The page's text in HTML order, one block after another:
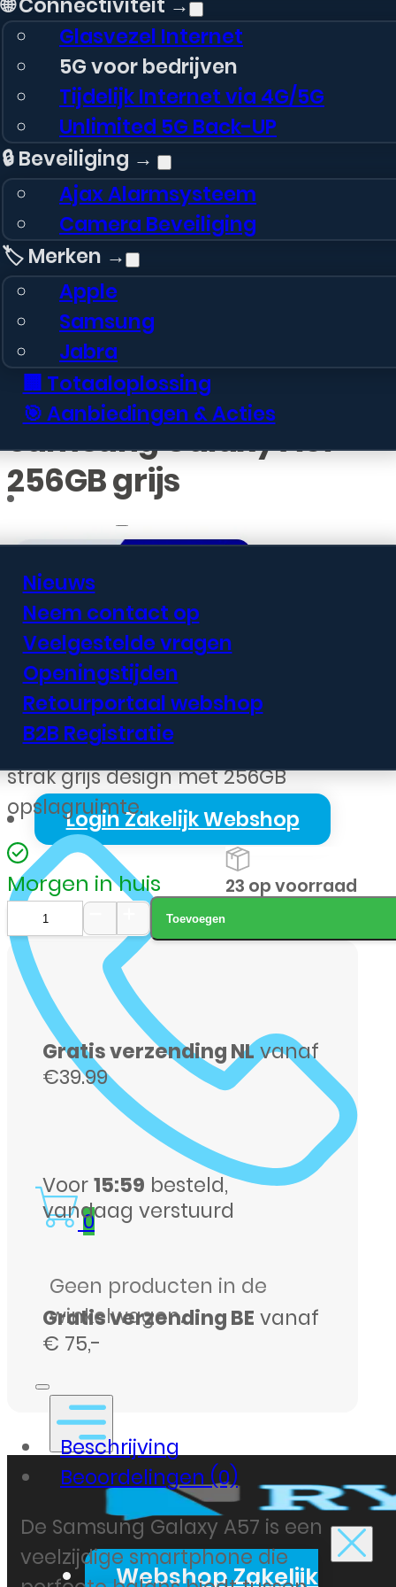
Glasvezel Internet
5G voor bedrijven
Tijdelijk Internet via 4G/5G
Unlimited 5G Back-UP
🔒 Beveiliging →
Ajax Alarmsysteem
Camera Beveiliging
🏷️ Merken →
Apple
Samsung
Jabra
🏢 Totaaloplossing
🎯 Aanbiedingen & Acties
Nieuws
Neem contact op
Veelgestelde vragen
Openingstijden
Retourportaal webshop
B2B Registratie
Login Zakelijk Webshop
0
Geen producten in de
winkelwagen.
Webshop Zakelijk
Samsung Galaxy A57
256GB grijs
€447,99
De Samsung Galaxy A57 biedt een
groot scherm, solide prestaties en
een betrouwbare camera in een
strak grijs design met 256GB
opslagruimte.
Morgen in huis
Samsung
Galaxy
A57
256GB
grijs
aantal
Toevoegen
23 op voorraad
Gratis verzending NLvanaf
€39.99
Voor15:59 besteld,
vandaag verstuurd
Gratis verzending BE vanaf
€ 75,-
Beschrijving
Beoordelingen (0)
De Samsung Galaxy A57 is een
veelzijdige smartphone die